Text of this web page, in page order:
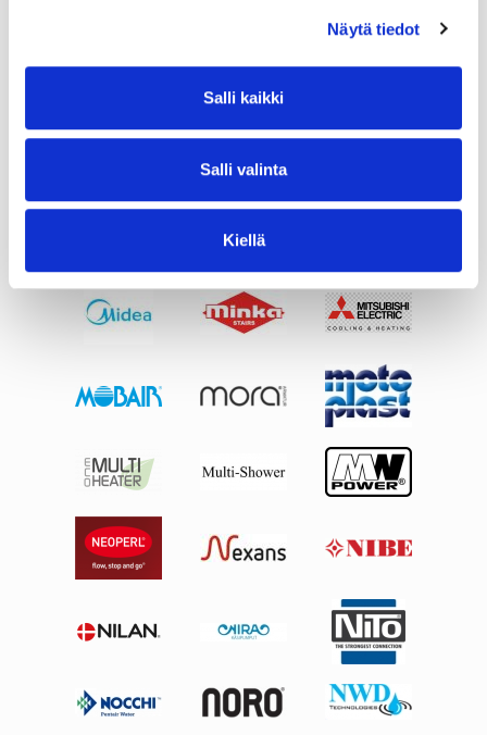
Näytä tiedot
Salli kaikki
Salli valinta
Kiellä